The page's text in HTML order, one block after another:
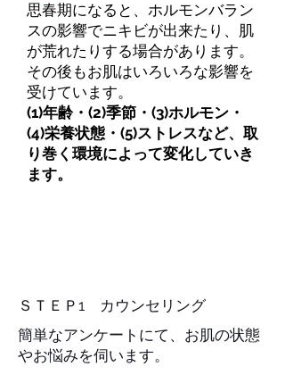
思春期になると、ホルモンバラン
スの影響でニキビが出来たり、肌
が荒れたりする場合があります。
その後もお肌はいろいろな影響を
受けています。
(1)年齢・(2)季節・(3)ホルモン・
(4)栄養状態・(5)ストレスなど、取
り巻く環境によって変化していき
ます。
ＳＴＥＰ1 カウンセリング
簡単なアンケートにて、お肌の状態
やお悩みを伺います。